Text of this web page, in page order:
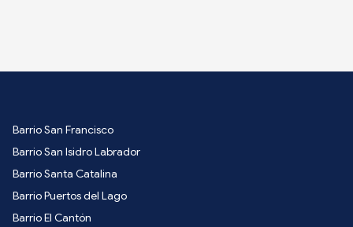
Barrio San Francisco
Barrio San Isidro Labrador
Barrio Santa Catalina
Barrio Puertos del Lago
Barrio El Cantón